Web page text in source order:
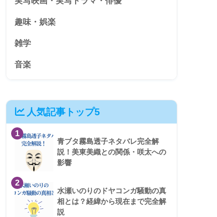
趣味・娯楽
雑学
音楽
人気記事トップ5
1
青ブタ霧島透子ネタバレ完全解
説！美東美織との関係・咲太への
影響
2
水瀬いのりのドヤコンガ騒動の真
相とは？経緯から現在まで完全解
説